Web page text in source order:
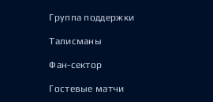
Группа поддержки
Талисманы
Фан-сектор
Гостевые матчи